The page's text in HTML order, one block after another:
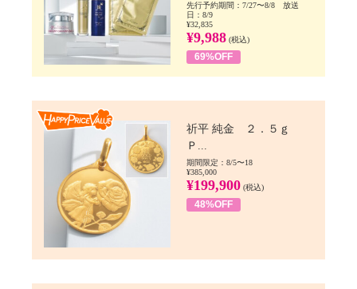
先行予約期間：7/27〜8/8 放送
日：8/9
¥32,835
¥9,988 (税込)
69%OFF
祈平 純金 ２．５ｇ
Ｐ...
期間限定：8/5〜18
¥385,000
¥199,900 (税込)
48%OFF